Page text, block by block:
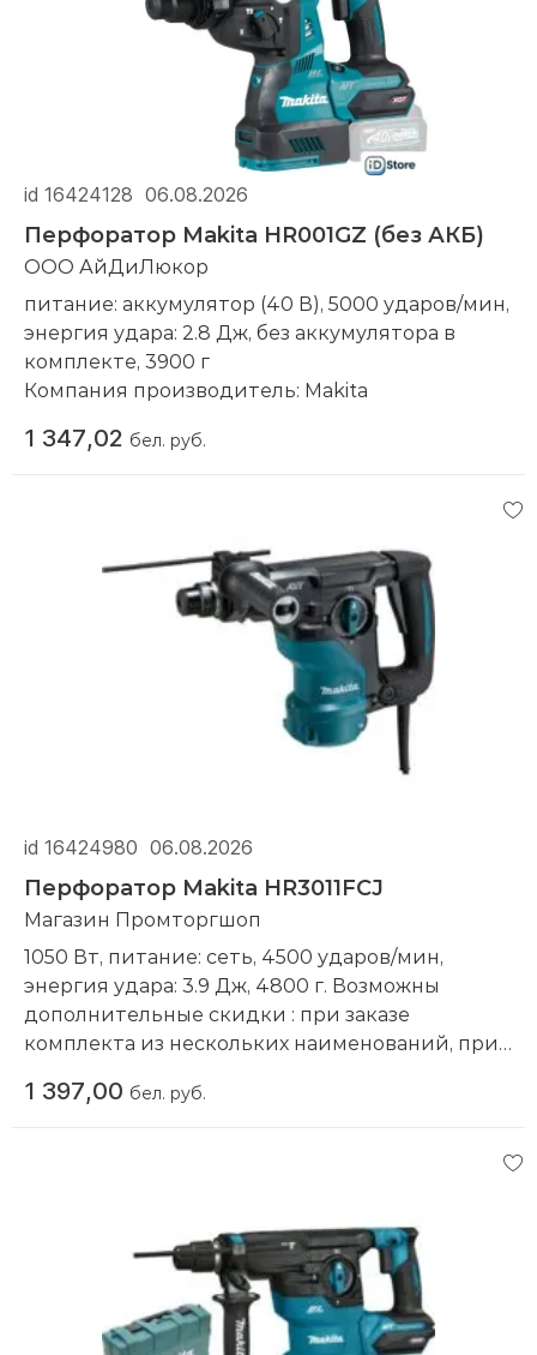
id 16424128 06.08.2026
Перфоратор Makita HR001GZ (без АКБ)
ООО АйДиЛюкор
питание: аккумулятор (40 В), 5000 ударов/мин,
энергия удара: 2.8 Дж, без аккумулятора в
комплекте, 3900 г
Компания производитель: Makita
1 347,02 бел. руб.
id 16424980 06.08.2026
Перфоратор Makita HR3011FCJ
Магазин Промторгшоп
1050 Вт, питание: сеть, 4500 ударов/мин,
энергия удара: 3.9 Дж, 4800 г. Возможны
дополнительные скидки : при заказе
комплекта из нескольких наименований, при
Компания производитель:
1 397,00 бел. руб.